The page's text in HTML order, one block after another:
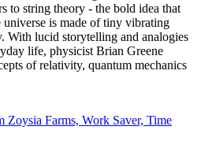
to string theory - the bold idea that
is made of tiny vibrating
With lucid storytelling and analogies
life, physicist Brian Greene
of relativity, quantum mechanics